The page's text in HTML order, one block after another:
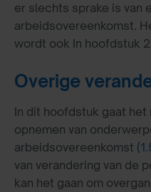
er slechts sprake is van
arbeidsovereenkomst.
wordt ook In hoofdstuk
Overige
In dit hoofdstuk gaat
opnemen van
arbeidsovereenkomst
van verandering van de
kan het gaan om